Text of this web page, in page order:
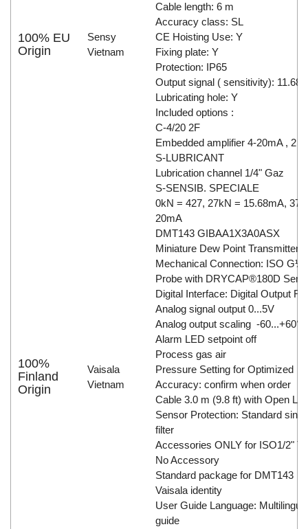
100% EU
Origin
Sensy
Vietnam
Cable length: 6 m
Accuracy class: SL
CE Hoisting Use: Y
Fixing plate: Y
Protection: IP65
Output signal ( sensitivity): 11.68
Lubricating hole: Y
Included options :
C-4/20 2F
Embedded amplifier 4-20mA , 2
S-LUBRICANT
Lubrication channel 1/4" Gaz
S-SENSIB. SPECIALE
0kN = 427, 27kN = 15.68mA,
20mA
100%
Finland
Origin
Vaisala
Vietnam
DMT143 GIBAA1X3A0ASX
Miniature Dew Point Transmitter
Mechanical Connection: ISO G½"
Probe with DRYCAP®180D
Digital Interface: Digital Output
Analog signal output 0...5V
Analog output scaling -
Alarm LED setpoint off
Process gas air
Pressure Setting for Optimized
Accuracy: confirm when order
Cable 3.0 m (9.8 ft) with Open
Sensor Protection: Standard
filter
Accessories ONLY for ISO1/2"
No Accessory
Standard package for DMT143
Vaisala identity
User Guide Language: Multilingual
guide